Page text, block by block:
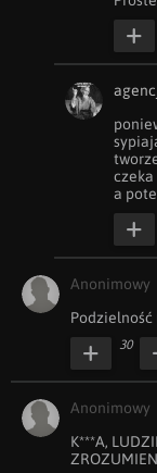
a
Anonimowy
30
Anonimowy
K***A,